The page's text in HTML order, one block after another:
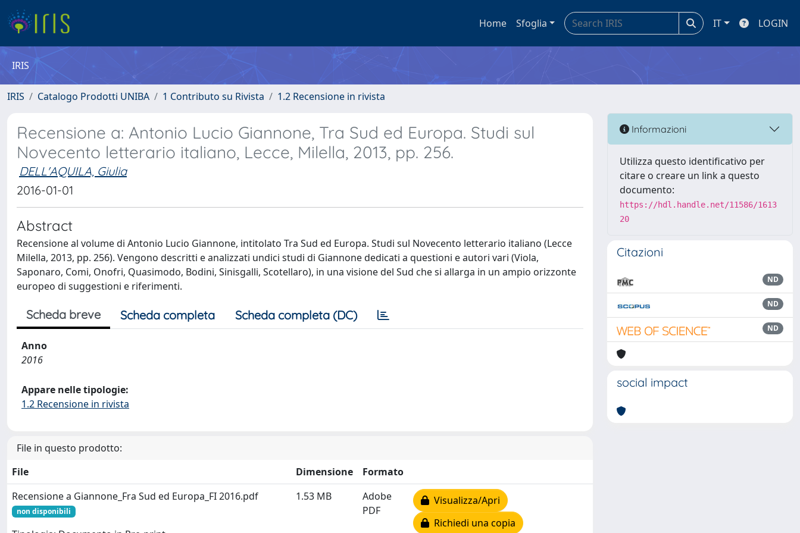
Home Sfoglia IT LOGIN
IRIS
IRIS Catalogo Prodotti UNIBA 1 Contributo su Rivista 1.2 Recensione in rivista
Recensione a: Antonio Lucio Giannone, Tra Sud ed Europa. Studi sul
Novecento letterario italiano, Lecce, Milella, 2013, pp. 256.
DELL'AQUILA, Giulia
2016-01-01
Abstract
Recensione al volume di Antonio Lucio Giannone, intitolato Tra Sud ed Europa. Studi sul Novecento letterario italiano (Lecce
Milella, 2013, pp. 256). Vengono descritti e analizzati undici studi di Giannone dedicati a questioni e autori vari (Viola,
Saponaro, Comi, Onofri, Quasimodo, Bodini, Sinisgalli, Scotellaro), in una visione del Sud che si allarga in un ampio orizzonte
europeo di suggestioni e riferimenti.
Scheda breve Scheda completa Scheda completa (DC)
Anno
2016
Appare nelle tipologie:
1.2 Recensione in rivista
File in questo prodotto:
File
Dimensione
Formato
Recensione a Giannone_Fra Sud ed Europa_FI 2016.pdf
non disponibili
1.53 MB
Adobe
PDF
Visualizza/Apri
Richiedi una copia
Informazioni
Utilizza questo identificativo per
citare o creare un link a questo
documento:
https://hdl.handle.net/11586/1613
20
Citazioni
ND
ND
ND
social impact